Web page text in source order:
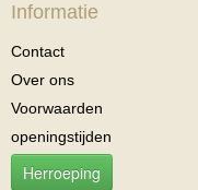
Informatie
Contact
Over ons
Voorwaarden
openingstijden
Herroeping